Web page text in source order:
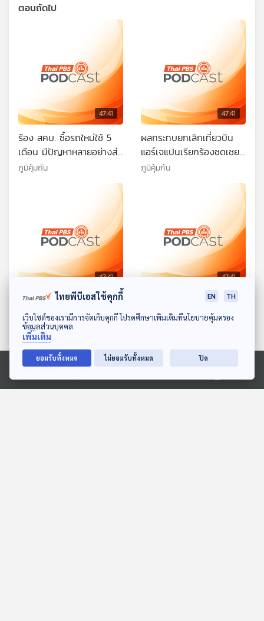
ดาวน์โหลด Thai PBS Podcast Application
Ⓒ 2020 องค์การกระจายเสียงและแพร่ภาพสาธารณะแห่งประเทศไทย
ตอนถัดไป
47:41
ร้อง สคบ. ซื้อรถใหม่ใช้ 5
เดือน มีปัญหาหลายอย่างส่ง
ซ่อมแล้วถึง 8 ครั้งแก้ไขไม่
หลอดกระดาษพบสารฟลูออ
โรโพลิเมอร์ปนเปื้อน
ภูมิคุ้มกัน
47:41
ผลกระทบยกเลิกเที่ยวบิน
แอร์เจแปนเรียกร้องชดเชย
อย่างไร / ข้าวโพดขึ้นรา กิน
ภูมิคุ้มกัน
47:41
ภัยทุจริตทางการเงิน ถูกดูด
สกุลเงินดิจิทัล / ฮอร์โมน
ออกซีโตซินช่วยให้ขนหรือผม
งอกใหม่
ภูมิคุ้มกัน
47:41
ร้อง กรุงไทย ออโต้ลีส ไม่
คืนเล่มทะเบียน / ร่างกาย
ตอนที่เกี่ยวข้อง
ไทยพีบีเอสใช้คุกกี้ EN TH
เว็บไซต์ของเรามีการจัดเก็บคุกกี้ โปรดศึกษาเพิ่มเติมที่นโยบายคุ้มครอง
ข้อมูลส่วนบุคคล
เพิ่มเติม
ยอมรับทั้งหมด ไม่ยอมรับทั้งหมด ปิด